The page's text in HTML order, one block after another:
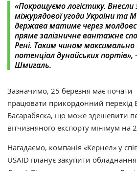
«Покращуємо логістику. Внесли
міжурядової угоди України та
держава матиме через
пряме залізничне вантажне
Рені. Таким чином
потенціал дунайських
Шмигаль.
Зазначимо, 25 березня має почати
працювати прикордонний перехід
Басарабяска, що може здешевити
вітчизняного експорту мінімум на
Нагадаємо, компанія «Кернел» у
USAID планує закупити